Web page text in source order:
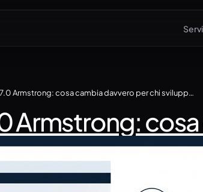
WordPress 7.0 Armstrong: cosa cambia davvero per chi sviluppa siti
Armstrong: